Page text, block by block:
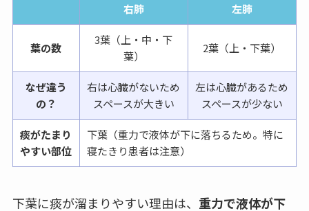
右肺 左肺
葉の数
3葉（上・中・下
葉）
2葉（上・下葉）
なぜ違う
の？
右は心臓がないため
スペースが大きい
左は心臓があるため
スペースが少ない
痰がたまり
やすい部位
下葉（重力で液体が下に落ちるため。特に
寝たきり患者は注意）
下葉に痰が溜まりやすい理由は、 重力で液体が下